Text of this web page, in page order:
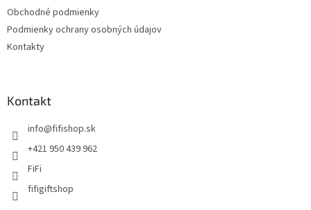
Obchodné podmienky
Podmienky ochrany osobných údajov
Kontakty
Kontakt
info@fifishop.sk
+421 950 439 962
FiFi
fifigiftshop